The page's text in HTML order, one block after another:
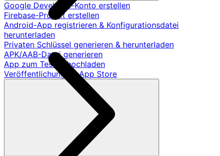
Google Developer-Konto erstellen
Firebase-Projekt erstellen
Android-App registrieren & Konfigurationsdatei
herunterladen
Privaten Schlüssel generieren & herunterladen
APK/AAB-Datei generieren
App zum Testen hochladen
Veröffentlichung im App Store